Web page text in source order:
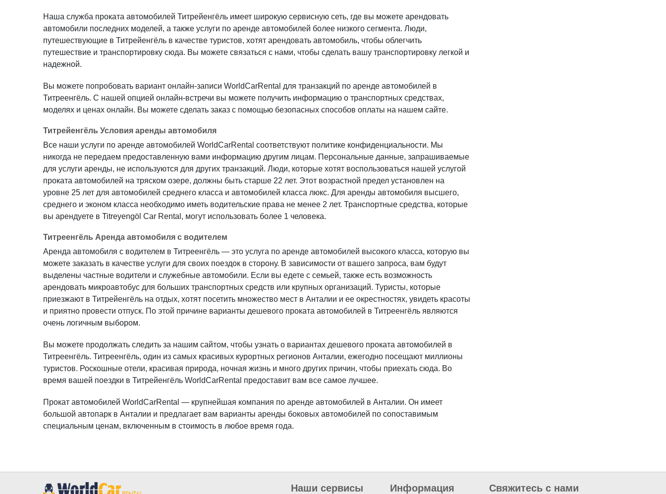
Наша служба проката автомобилей Титрейенгёль имеет широкую сервисную сеть, где вы можете арендовать
автомобили последних моделей, а также услуги по аренде автомобилей более низкого сегмента. Люди,
путешествующие в Титрейенгёль в качестве туристов, хотят арендовать автомобиль, чтобы облегчить
путешествие и транспортировку сюда. Вы можете связаться с нами, чтобы сделать вашу транспортировку легкой и
надежной.
Вы можете попробовать вариант онлайн-записи WorldCarRental для транзакций по аренде автомобилей в
Титреенгёль. С нашей опцией онлайн-встречи вы можете получить информацию о транспортных средствах,
моделях и ценах онлайн. Вы можете сделать заказ с помощью безопасных способов оплаты на нашем сайте.
Титрейенгёль Условия аренды автомобиля
Все наши услуги по аренде автомобилей WorldCarRental соответствуют политике конфиденциальности. Мы
никогда не передаем предоставленную вами информацию другим лицам. Персональные данные, запрашиваемые
для услуги аренды, не используются для других транзакций. Люди, которые хотят воспользоваться нашей услугой
проката автомобилей на тряском озере, должны быть старше 22 лет. Этот возрастной предел установлен на
уровне 25 лет для автомобилей среднего класса и автомобилей класса люкс. Для аренды автомобиля высшего,
среднего и эконом класса необходимо иметь водительские права не менее 2 лет. Транспортные средства, которые
вы арендуете в Titreyengöl Car Rental, могут использовать более 1 человека.
Титреенгёль Аренда автомобиля с водителем
Аренда автомобиля с водителем в Титреенгёль — это услуга по аренде автомобилей высокого класса, которую вы
можете заказать в качестве услуги для своих поездок в сторону. В зависимости от вашего запроса, вам будут
выделены частные водители и служебные автомобили. Если вы едете с семьей, также есть возможность
арендовать микроавтобус для больших транспортных средств или крупных организаций. Туристы, которые
приезжают в Титрейенгёль на отдых, хотят посетить множество мест в Анталии и ее окрестностях, увидеть красоты
и приятно провести отпуск. По этой причине варианты дешевого проката автомобилей в Титреенгёль являются
очень логичным выбором.
Вы можете продолжать следить за нашим сайтом, чтобы узнать о вариантах дешевого проката автомобилей в
Титреенгёль. Титреенгёль, один из самых красивых курортных регионов Анталии, ежегодно посещают миллионы
туристов. Роскошные отели, красивая природа, ночная жизнь и много других причин, чтобы приехать сюда. Во
время вашей поездки в Титрейенгёль WorldCarRental предоставит вам все самое лучшее.
Прокат автомобилей WorldCarRental — крупнейшая компания по аренде автомобилей в Анталии. Он имеет
большой автопарк в Анталии и предлагает вам варианты аренды боковых автомобилей по сопоставимым
специальным ценам, включенным в стоимость в любое время года.
Наши сервисы Информация Свяжитесь с нами